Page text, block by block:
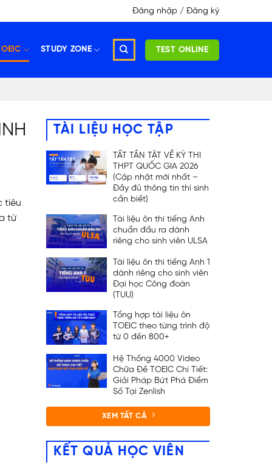
Đăng nhập / Đăng ký
STUDY ZONE TEST ONLINE
tiêu
từ
TÀI LIỆU HỌC TẬP
TẤT TẦN TẬT VỀ KỲ THI
THPT QUỐC GIA 2026
(Cập nhật mới nhất –
Đầy đủ thông tin thí sinh
cần biết)
Tài liệu ôn thi tiếng Anh
chuẩn đầu ra dành
riêng cho sinh viên ULSA
Tài liệu ôn thi tiếng Anh 1
dành riêng cho sinh viên
Đại học Công đoàn
(TUU)
Tổng hợp tài liệu ôn
TOEIC theo từng trình độ
từ 0 đến 800+
Hệ Thống 4000 Video
Chữa Đề TOEIC Chi Tiết:
Giải Pháp Bứt Phá Điểm
Số Tại Zenlish
XEM TẤT CẢ
KẾT QUẢ HỌC VIÊN